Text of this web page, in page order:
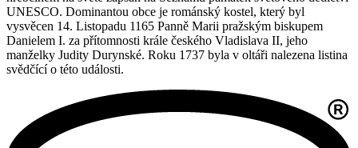
UNESCO. Dominantou obce je románský kostel, který byl
vysvěcen 14. Listopadu 1165 Panně Marii pražským biskupem
Danielem I. za přítomnosti krále českého Vladislava II, jeho
manželky Judity Durynské. Roku 1737 byla v oltáři nalezena listina
svědčící o této události.